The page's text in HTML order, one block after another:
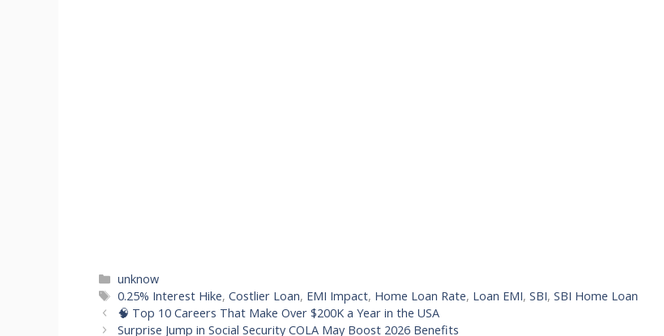
Categories
unknow
Tags
0.25% Interest Hike,Costlier Loan, EMI Impact, Home Loan Rate, Loan EMI,SBI,SBI Home Loan
🧠 Top 10 Careers That Make Over $200K a Year in the USA
Surprise Jump in Social Security COLA May Boost 2026 Benefits